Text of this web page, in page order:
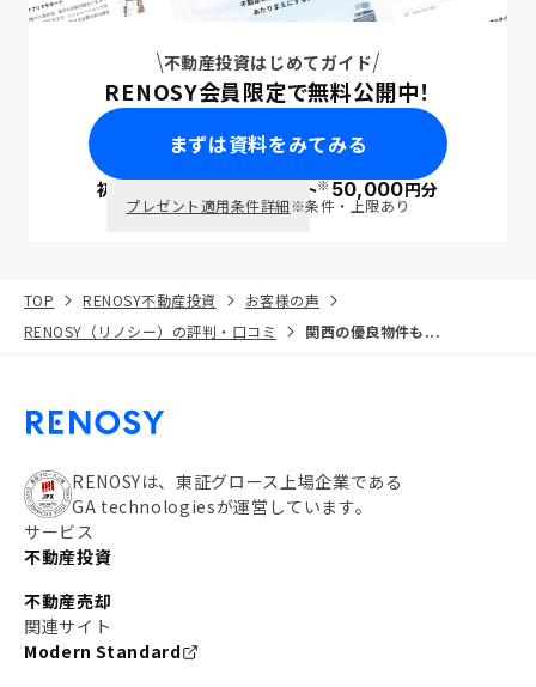
不動産投資はじめてガイド
RENOSY会員限定で無料公開中！
まずは資料をみてみる
初回面談で ポイント※50,000円分
プレゼント適用条件詳細※条件・上限あり
TOP RENOSY不動産投資
お客様の声
RENOSY（リノシー）の評判・口コミ
関西の優良物件も...
RENOSYは、東証グロース上場企業である
GA technologiesが運営しています。
サービス
不動産投資
不動産売却
関連サイト
Modern Standard